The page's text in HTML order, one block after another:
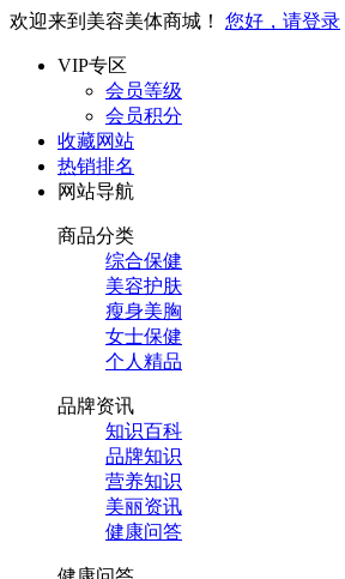
欢迎来到美容美体商城！ 您好，请登录
VIP专区
会员等级
会员积分
收藏网站
热销排名
网站导航
商品分类
综合保健
美容护肤
瘦身美胸
女士保健
个人精品
品牌资讯
知识百科
品牌知识
营养知识
美丽资讯
健康问答